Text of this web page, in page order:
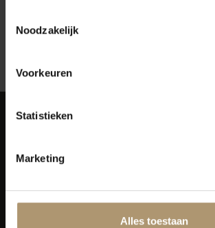
Noodzakelijk
Voorkeuren
Statistieken
Marketing
Alles toestaan